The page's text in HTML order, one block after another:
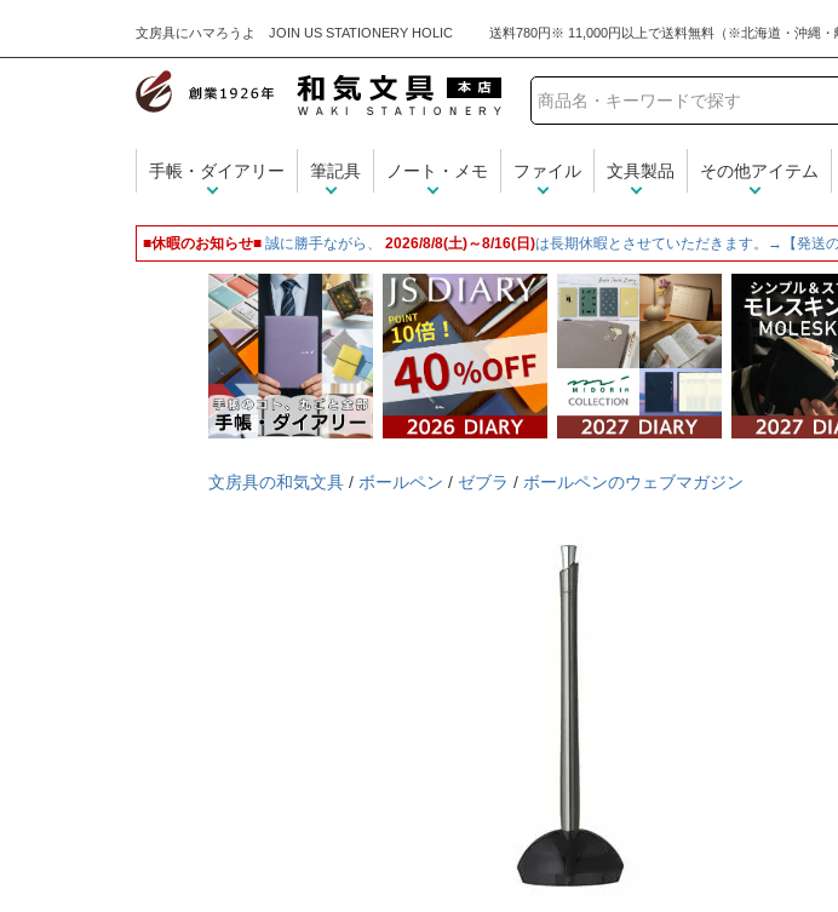
文房具にハマろうよ JOIN US STATIONERY HOLIC
和気文具
手帳・ダイアリー 筆記具 ノート・メモ ファイル 文具製品 その他アイテム
■休暇のお知らせ■ 誠に勝手ながら、 2026/8/8(土)～8/16(日)は長期休暇とさせていただきます。→【発送の
文房具の和気文具 / ボールペン / ゼブラ / ボールペンのウェブマガジン